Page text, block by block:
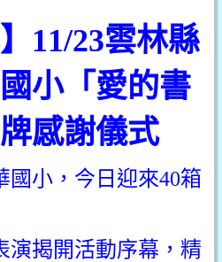
11/23雲林縣
小「愛的書
感謝儀式
國小，今日迎來40箱
演揭開活動序幕，精